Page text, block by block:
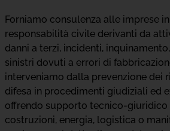
Forniamo consulenza alle imprese
responsabilità civile derivanti da
danni a terzi, incidenti,
sinistri dovuti a errori di
interveniamo dalla prevenzione dei
difesa in procedimenti giudiziali ed
offrendo supporto tecnico-giuridico
costruzioni, energia, logistica o